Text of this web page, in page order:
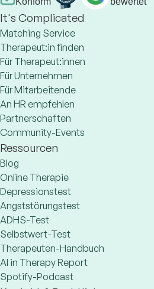
It's Complicated
Matching Service
Therapeut:in finden
Für Therapeut:innen
Für Unternehmen
Für Mitarbeitende
An HR empfehlen
Partnerschaften
Community-Events
Ressourcen
Blog
Online Therapie
Depressionstest
Angststörungstest
ADHS-Test
Selbstwert-Test
Therapeuten-Handbuch
AI in Therapy Report
Spotify-Podcast